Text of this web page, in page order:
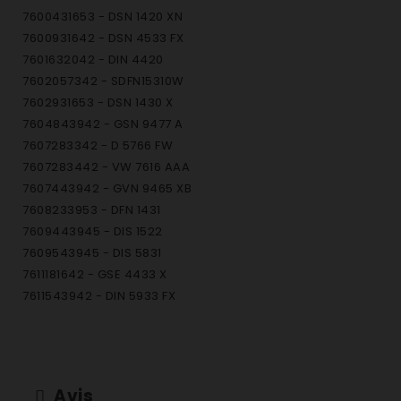
7600431653 - DSN 1420 XN
7600931642 - DSN 4533 FX
7601632042 - DIN 4420
7602057342 - SDFN15310W
7602931653 - DSN 1430 X
7604843942 - GSN 9477 A
7607283342 - D 5766 FW
7607283442 - VW 7616 AAA
7607443942 - GVN 9465 XB
7608233953 - DFN 1431
7609443945 - DIS 1522
7609543945 - DIS 5831
7611181642 - GSE 4433 X
7611543942 - DIN 5933 FX
Avis